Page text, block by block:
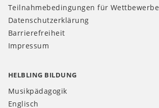
Teilnahmebedingungen für Wettbewerbe
Datenschutzerklärung
Barrierefreiheit
Impressum
HELBLING BILDUNG
Musikpädagogik
Englisch